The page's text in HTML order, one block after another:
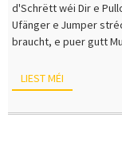
d'Schrëtt wéi Dir e
Ufänger e Jumper
braucht, e puer gutt
LIEST MÉI